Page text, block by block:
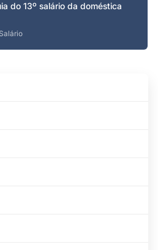
do 13º salário da doméstica